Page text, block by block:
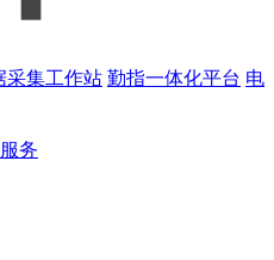
采集工作站 勤指一体化平台 电
务